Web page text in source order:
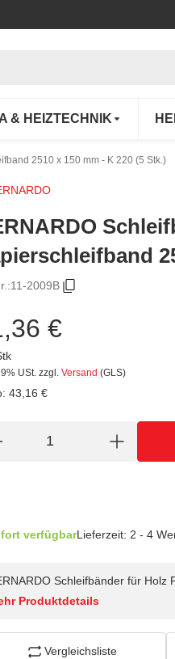
& HEIZTECHNIK
2510 x 150 mm - K 220 (5 Stk.)
11-2009B
€
USt. zzgl. Versand (GLS)
43,16 €
verfügbarLieferzeit: 2 - 4
Schleifbänder für Holz
Produktdetails
Vergleichsliste